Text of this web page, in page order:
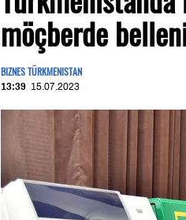
möçberde
BIZNES TÜRKMENISTAN
13:39 15.07.2023